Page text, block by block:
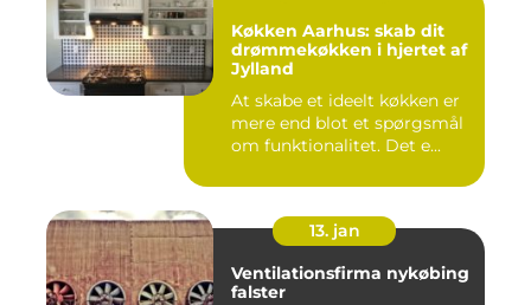
Køkken Aarhus: skab dit
drømmekøkken i hjertet af
Jylland
At skabe et ideelt køkken er
mere end blot et spørgsmål
om funktionalitet. Det e...
13. jan
Ventilationsfirma nykøbing
falster